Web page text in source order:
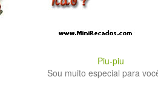
Piu-piu
Sou muito especial para